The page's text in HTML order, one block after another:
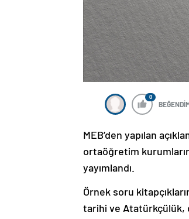
0
MEB’den yapılan
ortaöğretim
yayımlandı.
Örnek soru
tarihi ve Atatürkçülük,